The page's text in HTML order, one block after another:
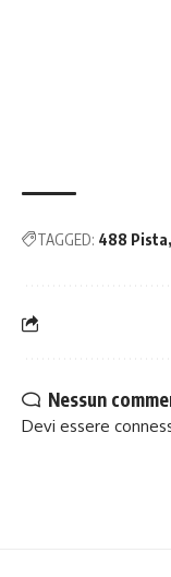
TAGGED: 488 Pista
Nessun
Devi essere